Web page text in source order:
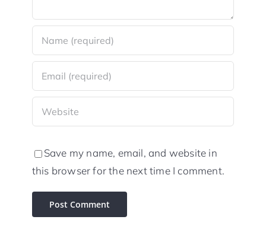
Save my name, email, and website in
this browser for the next time I comment.